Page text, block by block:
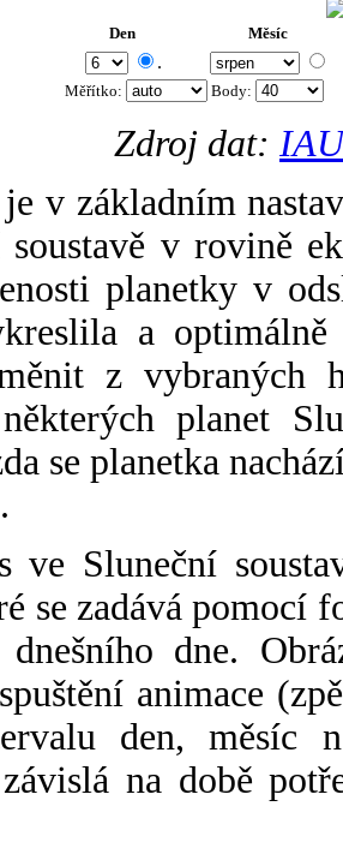
Den Měsíc
.
Měřítko: Body:
Zdroj dat:
v základním
soustavě v rovině
planetky v
a
z vybraných
planet
se planetka
ve Sluneční
se zadává pomocí
dne.
animace
den, měsíc
na době